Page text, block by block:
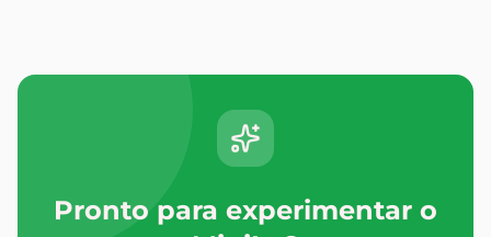
Pronto para experimentar o